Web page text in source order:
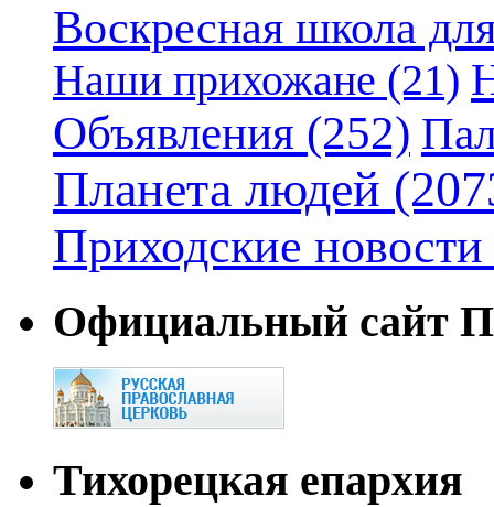
Воскресная школа
Наши прихожане (21)
Объявления (252)
Планета людей
Приходские новости
Официальный сайт
Тихорецкая епархия